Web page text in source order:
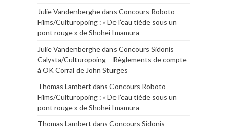
Julie Vandenberghedans Concours Roboto
Films/Culturopoing : « De l’eau tiède sous un
pont rouge » de Shōhei Imamura
Julie Vandenberghedans Concours Sidonis
Calysta/Culturopoing – Règlements de compte
à OK Corral de John Sturges
Thomas Lambert dans Concours Roboto
Films/Culturopoing : « De l’eau tiède sous un
pont rouge » de Shōhei Imamura
Thomas Lambert dans Concours Sidonis